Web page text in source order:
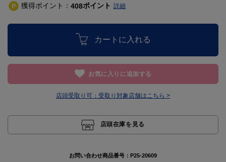
獲得ポイント： 408ポイント 詳細
カートに入れる
お気に入りに追加する
店頭受取り可： 受取り対象店舗はこちら >
店頭在庫を見る
お問い合わせ商品番号： P25-20609